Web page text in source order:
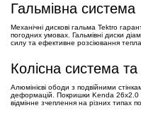
Гальмівна система
Механічні дискові гальма Tektro
погодних умовах. Гальмівні диски
силу та ефективне розсіювання тепла.
Колісна система
Алюмінієві ободи з подвійними
деформацій. Покришки Kenda 26x2.0
відмінне зчеплення на різних типах